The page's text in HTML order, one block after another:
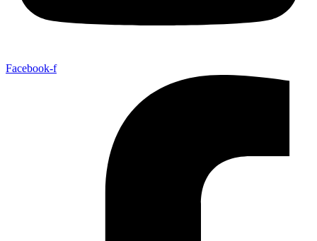
Facebook-f